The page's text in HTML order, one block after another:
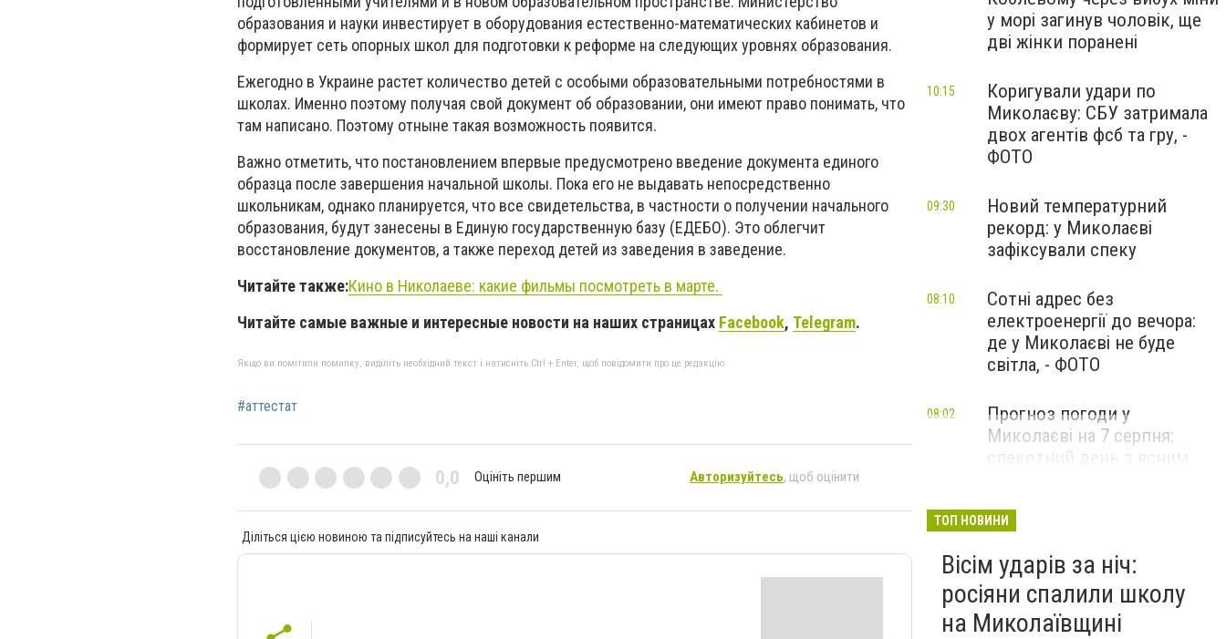
образования и науки инвестирует в оборудования естественно-математических кабинетов и
формирует сеть опорных школ для подготовки к реформе на следующих уровнях образования.
Ежегодно в Украине растет количество детей с особыми образовательными потребностями в
школах. Именно поэтому получая свой документ об образовании, они имеют право понимать, что
там написано. Поэтому отныне такая возможность появится.
Важно отметить, что постановлением впервые предусмотрено введение документа единого
образца после завершения начальной школы. Пока его не выдавать непосредственно
школьникам, однако планируется, что все свидетельства, в частности о получении начального
образования, будут занесены в Единую государственную базу (ЕДЕБО). Это облегчит
восстановление документов, а также переход детей из заведения в заведение.
Читайте также:Кино в Николаеве: какие фильмы посмотреть в марте.
Читайте самые важные и интересные новости на наших страницах Facebook, Telegram.
Якщо ви помітили помилку, виділіть необхідний текст і натисніть Ctrl + Enter, щоб повідомити про це редакцію
#аттестат
0,0 Оцініть першим Авторизуйтесь, щоб оцінити
Діліться цією новиною та підписуйтесь на наші канали
у морі загинув чоловік, ще
дві жінки поранені
Коригували удари по
Миколаєву: СБУ затримала
двох агентів фсб та гру, -
ФОТО
10:15
Новий температурний
рекорд: у Миколаєві
зафіксували спеку
09:30
Сотні адрес без
електроенергії до вечора:
де у Миколаєві не буде
світла, - ФОТО
08:10
Прогноз погоди у
Миколаєві на 7 серпня:
спекотний день з ясним
08:02
ТОП НОВИНИ
Вісім ударів за ніч:
росіяни спалили школу
на Миколаївщині